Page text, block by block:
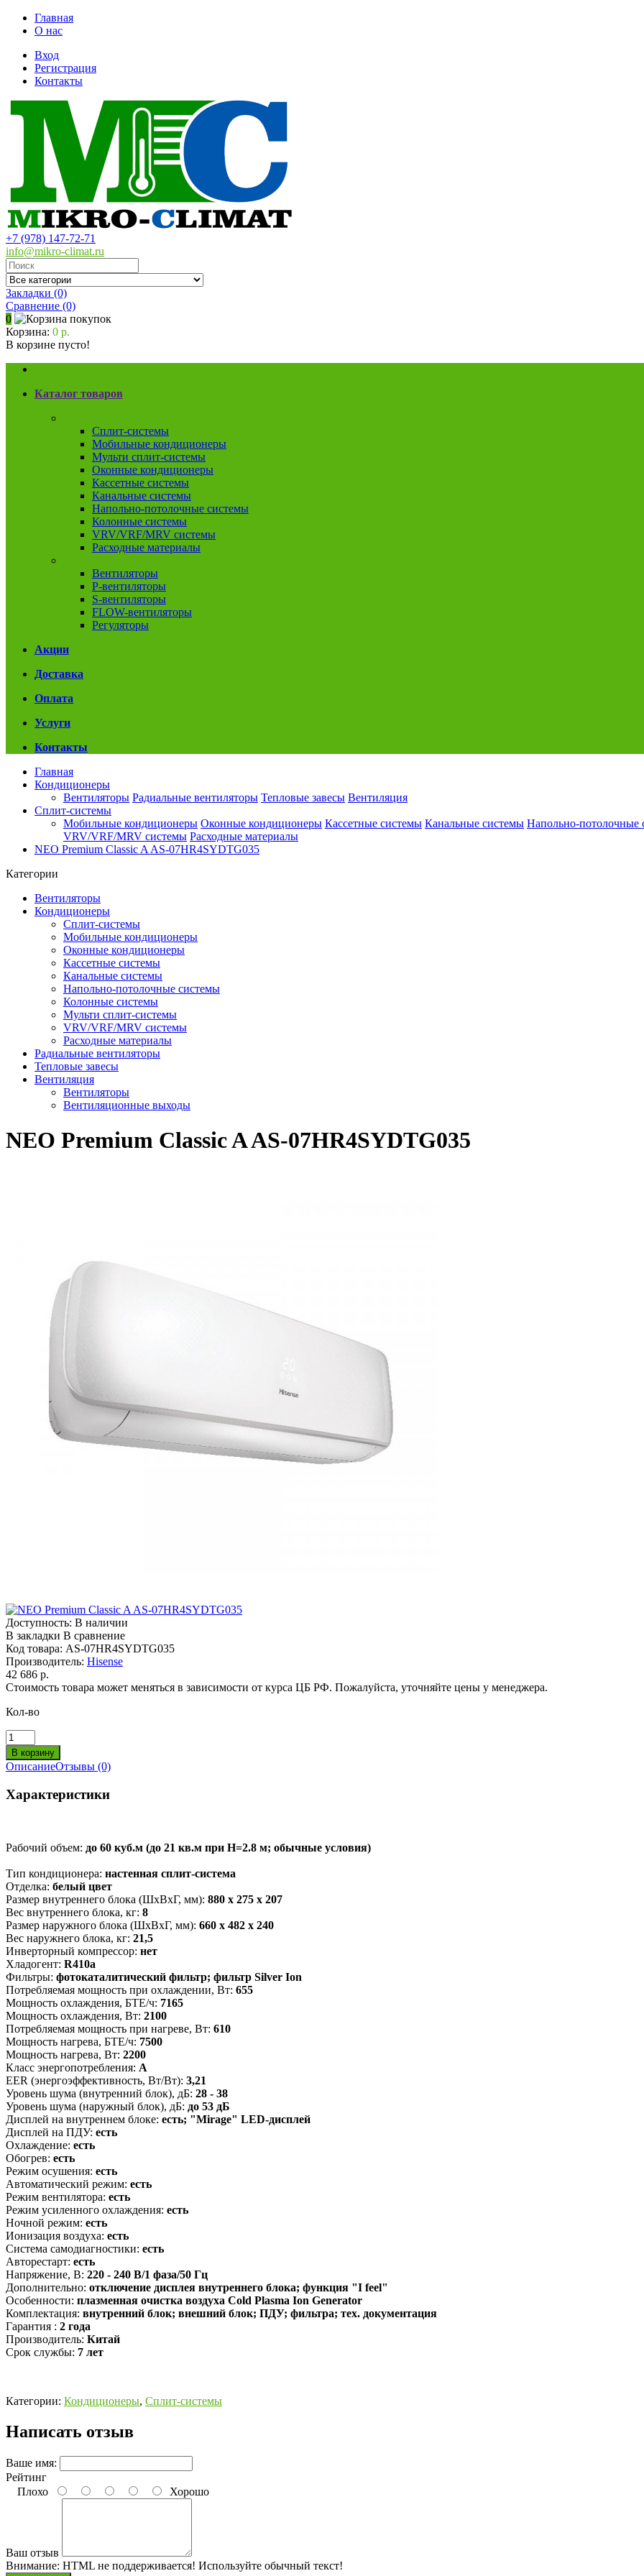
Главная
О нас
Вход
Регистрация
Контакты
+7 (978) 147-72-71
info@mikro-climat.ru
Закладки (0)
Сравнение (0)
0
Корзина: 0 р.
В корзине пусто!
Каталог товаров
Сплит-системы
Мобильные кондиционеры
Мульти сплит-системы
Оконные кондиционеры
Кассетные системы
Канальные системы
Напольно-потолочные системы
Колонные системы
VRV/VRF/MRV системы
Расходные материалы
Вентиляторы
P-вентиляторы
S-вентиляторы
FLOW-вентиляторы
Регуляторы
Акции
Доставка
Оплата
Услуги
Контакты
Главная
Кондиционеры
Вентиляторы Радиальные вентиляторы Тепловые завесы Вентиляция
Сплит-системы
Мобильные кондиционеры Оконные кондиционеры Кассетные системы Канальные системы Напольно-потолочные
VRV/VRF/MRV системы Расходные материалы
NEO Premium Classic A AS-07HR4SYDTG035
Категории
Вентиляторы
Кондиционеры
Сплит-системы
Мобильные кондиционеры
Оконные кондиционеры
Кассетные системы
Канальные системы
Напольно-потолочные системы
Колонные системы
Мульти сплит-системы
VRV/VRF/MRV системы
Расходные материалы
Радиальные вентиляторы
Тепловые завесы
Вентиляция
Вентиляторы
Вентиляционные выходы
NEO Premium Classic A AS-07HR4SYDTG035
Доступность: В наличии
В закладки В сравнение
Код товара: AS-07HR4SYDTG035
Производитель: Hisense
42 686 р.
Стоимость товара может меняться в зависимости от курса ЦБ РФ. Пожалуйста, уточняйте цены у менеджера.
Кол-во
ОписаниеОтзывы (0)
Характеристики
Рабочий объем: до 60 куб.м (до 21 кв.м при Н=2.8 м; обычные условия)
Тип кондиционера: настенная сплит-система
Отделка: белый цвет
Размер внутреннего блока (ШхВхГ, мм): 880 х 275 х 207
Вес внутреннего блока, кг: 8
Размер наружного блока (ШхВхГ, мм): 660 х 482 х 240
Вес наружнего блока, кг: 21,5
Инверторный компрессор: нет
Хладогент: R410a
Фильтры: фотокаталитический фильтр; фильтр Silver Ion
Потребляемая мощность при охлаждении, Вт: 655
Мощность охлаждения, БТЕ/ч: 7165
Мощность охлаждения, Вт: 2100
Потребляемая мощность при нагреве, Вт: 610
Мощность нагрева, БТЕ/ч: 7500
Мощность нагрева, Вт: 2200
Класс энергопотребления: A
EER (энергоэффективность, Вт/Вт): 3,21
Уровень шума (внутренний блок), дБ: 28 - 38
Уровень шума (наружный блок), дБ: до 53 дБ
Дисплей на внутреннем блоке: есть; "Mirage" LED-дисплей
Дисплей на ПДУ: есть
Охлаждение: есть
Обогрев: есть
Режим осушения: есть
Автоматический режим: есть
Режим вентилятора: есть
Режим усиленного охлаждения: есть
Ночной режим: есть
Ионизация воздуха: есть
Система самодиагностики: есть
Авторестарт: есть
Напряжение, В: 220 - 240 В/1 фаза/50 Гц
Дополнительно: отключение дисплея внутреннего блока; функция "I feel"
Особенности: плазменная очистка воздуха Cold Plasma Ion Generator
Комплектация: внутренний блок; внешний блок; ПДУ; фильтра; тех. документация
Гарантия : 2 года
Производитель: Китай
Срок службы: 7 лет
Категории: Кондиционеры, Сплит-системы
Написать отзыв
Ваше имя:
Рейтинг
Плохо
Хорошо
Ваш отзыв
Внимание: HTML не поддерживается! Используйте обычный текст!